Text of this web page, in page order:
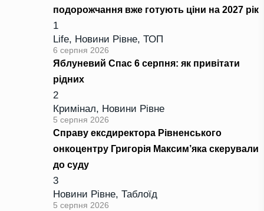
подорожчання вже готують ціни на 2027 рік
1
Life, Новини Рівне, ТОП
6 серпня 2026
Яблуневий Спас 6 серпня: як привітати
рідних
2
Кримінал, Новини Рівне
5 серпня 2026
Справу ексдиректора Рівненського
онкоцентру Григорія Максим’яка скерували
до суду
3
Новини Рівне, Таблоїд
5 серпня 2026